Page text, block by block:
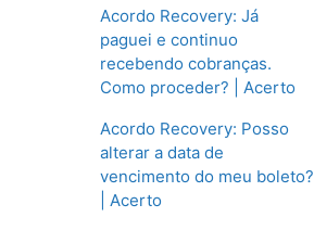
Acordo Recovery: Já
paguei e continuo
recebendo cobranças.
Como proceder? | Acerto
Acordo Recovery: Posso
alterar a data de
vencimento do meu boleto?
| Acerto